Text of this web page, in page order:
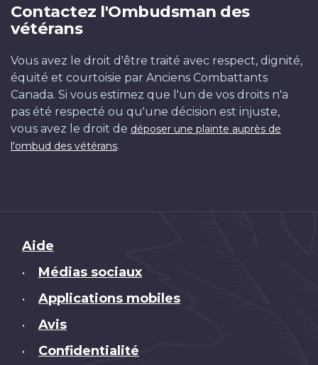
Contactez l'Ombudsman des
vétérans
Vous avez le droit d'être traité avec respect, dignité,
équité et courtoisie par Anciens Combattants
Canada. Si vous estimez que l'un de vos droits n'a
pas été respecté ou qu'une décision est injuste,
vous avez le droit de déposer une plainte auprès de
l'ombud des vétérans.
Brand
Aide
• Médias sociaux
• Applications mobiles
• Avis
• Confidentialité